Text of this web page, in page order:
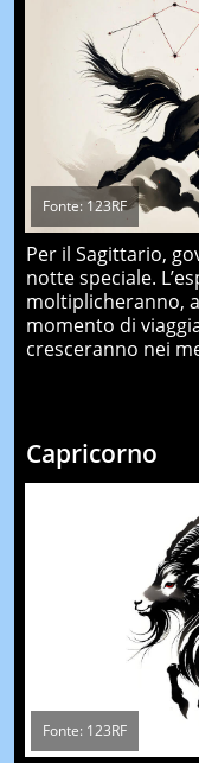
Fonte: 123RF
Per il Sagittario,
notte speciale.
moltiplicheranno,
momento di
cresceranno nei
Capricorno
Fonte: 123RF